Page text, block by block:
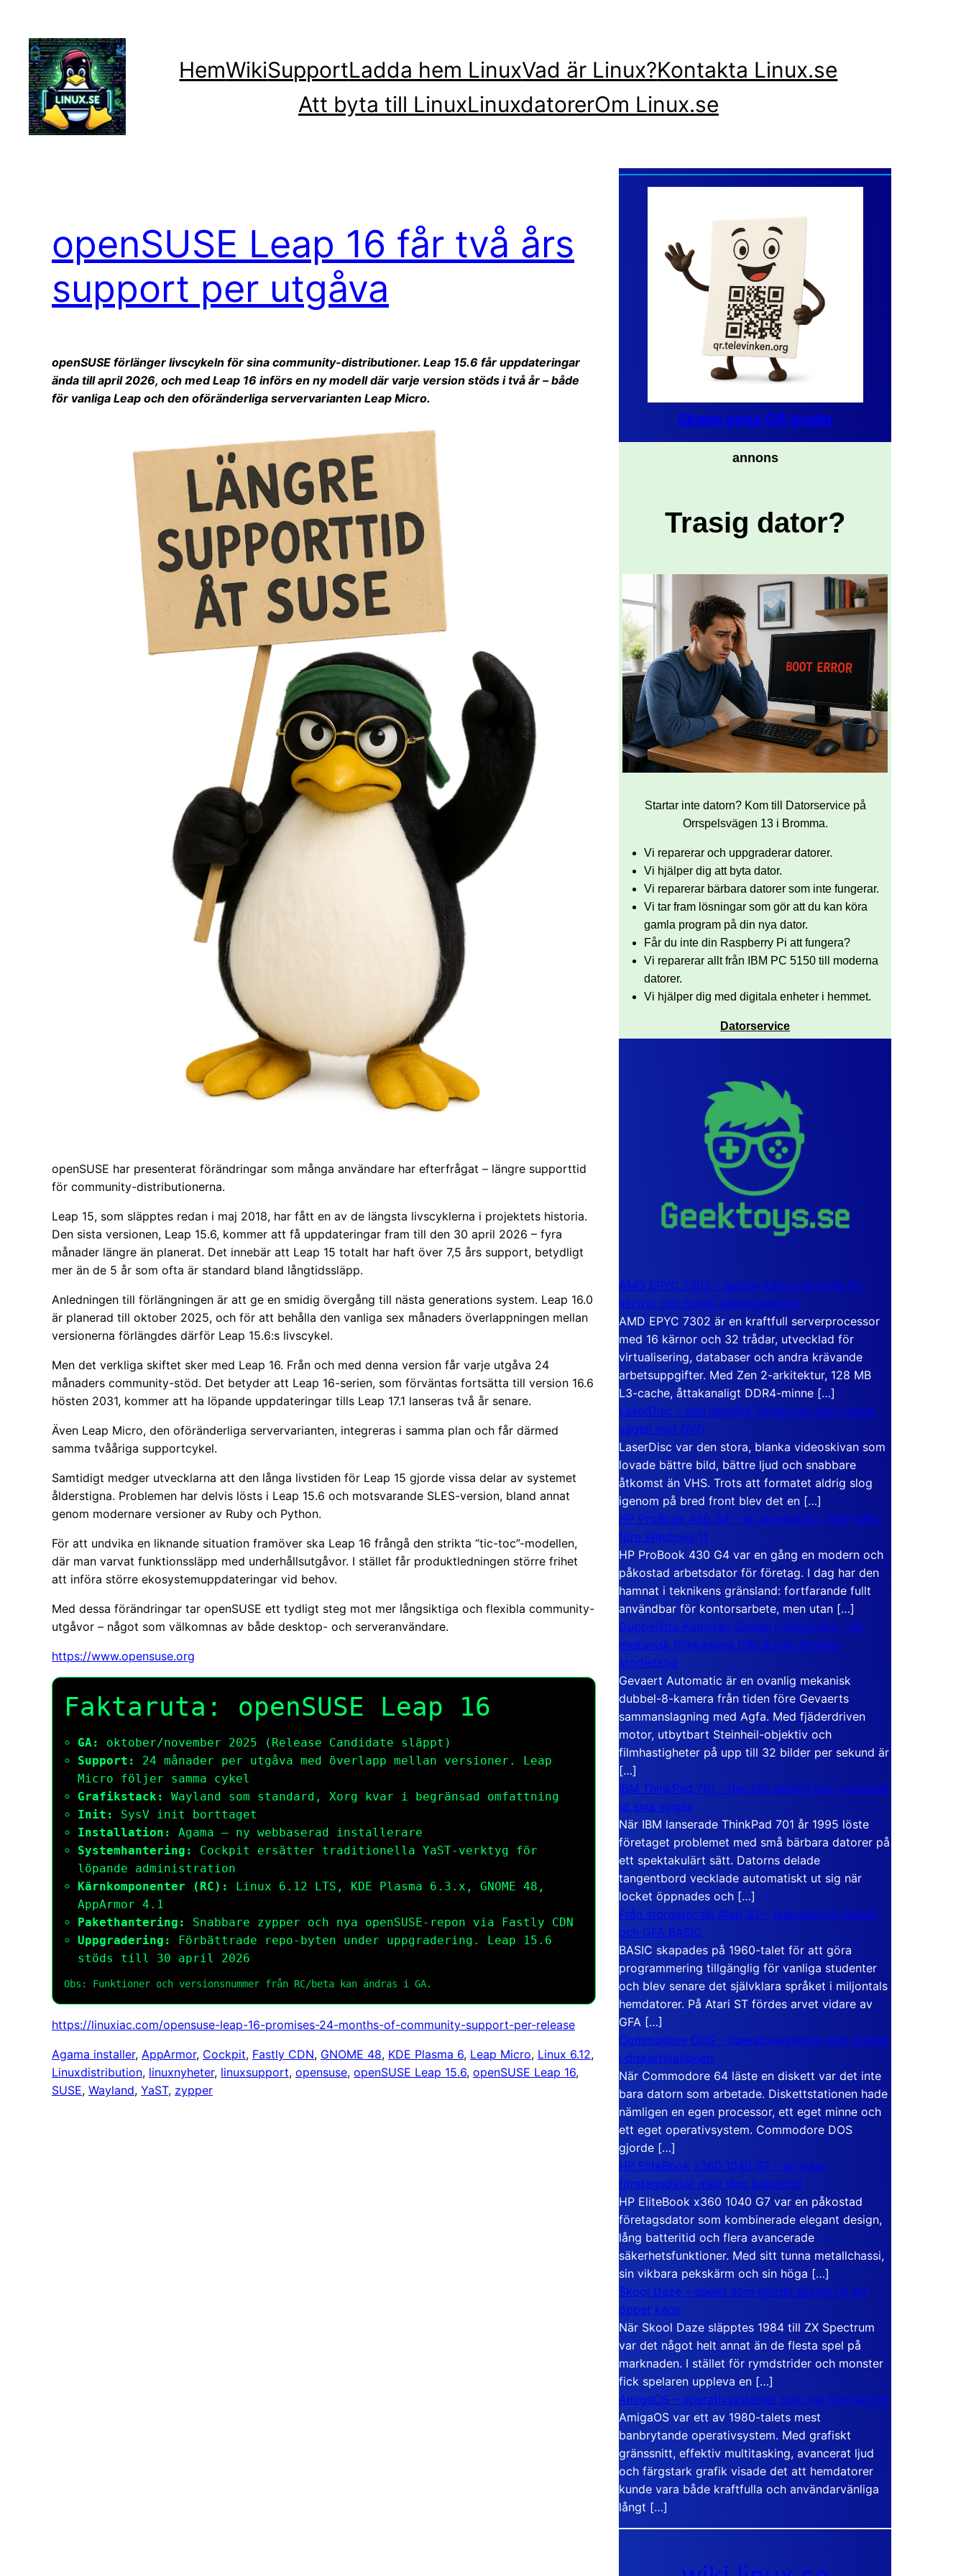
innehåll
HemWikiSupportLadda hem LinuxVad är Linux?Kontakta Linux.se
Att byta till LinuxLinuxdatorerOm Linux.se
openSUSE Leap 16 får två års
support per utgåva
openSUSE förlänger livscykeln för sina community-distributioner. Leap 15.6 får uppdateringar
ända till april 2026, och med Leap 16 införs en ny modell där varje version stöds i två år – både
för vanliga Leap och den oföränderliga servervarianten Leap Micro.
openSUSE har presenterat förändringar som många användare har efterfrågat – längre supporttid
för community-distributionerna.
Leap 15, som släpptes redan i maj 2018, har fått en av de längsta livscyklerna i projektets historia.
Den sista versionen, Leap 15.6, kommer att få uppdateringar fram till den 30 april 2026 – fyra
månader längre än planerat. Det innebär att Leap 15 totalt har haft över 7,5 års support, betydligt
mer än de 5 år som ofta är standard bland långtidssläpp.
Anledningen till förlängningen är att ge en smidig övergång till nästa generations system. Leap 16.0
är planerad till oktober 2025, och för att behålla den vanliga sex månaders överlappningen mellan
versionerna förlängdes därför Leap 15.6:s livscykel.
Men det verkliga skiftet sker med Leap 16. Från och med denna version får varje utgåva 24
månaders community-stöd. Det betyder att Leap 16-serien, som förväntas fortsätta till version 16.6
hösten 2031, kommer att ha löpande uppdateringar tills Leap 17.1 lanseras två år senare.
Även Leap Micro, den oföränderliga servervarianten, integreras i samma plan och får därmed
samma tvååriga supportcykel.
Samtidigt medger utvecklarna att den långa livstiden för Leap 15 gjorde vissa delar av systemet
ålderstigna. Problemen har delvis lösts i Leap 15.6 och motsvarande SLES-version, bland annat
genom modernare versioner av Ruby och Python.
För att undvika en liknande situation framöver ska Leap 16 frångå den strikta “tic-toc”-modellen,
där man varvat funktionssläpp med underhållsutgåvor. I stället får produktledningen större frihet
att införa större ekosystemuppdateringar vid behov.
Med dessa förändringar tar openSUSE ett tydligt steg mot mer långsiktiga och flexibla community-
utgåvor – något som välkomnas av både desktop- och serveranvändare.
https://www.opensuse.org
Faktaruta: openSUSE Leap 16
GA:
oktober/november 2025 (Release Candidate släppt)
Support:
24 månader per utgåva med överlapp mellan versioner. Leap
Micro följer samma cykel
Grafikstack:
Wayland som standard, Xorg kvar i begränsad omfattning
Init:
SysV init borttaget
Installation:
Agama – ny webbaserad installerare
Systemhantering:
Cockpit ersätter traditionella YaST-verktyg för
löpande administration
Kärnkomponenter (RC):
Linux 6.12 LTS, KDE Plasma 6.3.x, GNOME 48,
AppArmor 4.1
Pakethantering:
Snabbare zypper och nya openSUSE-repon via Fastly CDN
Uppgradering:
Förbättrade repo-byten under uppgradering. Leap 15.6
stöds till 30 april 2026
Obs: Funktioner och versionsnummer från RC/beta kan ändras i GA.
https://linuxiac.com/opensuse-leap-16-promises-24-months-of-community-support-per-release
Agama installer, AppArmor, Cockpit, Fastly CDN, GNOME 48, KDE Plasma 6, Leap Micro, Linux 6.12
Linuxdistribution, linuxnyheter, linuxsupport, opensuse, openSUSE Leap 15.6, openSUSE Leap 16
SUSE, Wayland, YaST, zypper
Skapa egna QR-koder
annons
Trasig dator?
Startar inte datorn? Kom till Datorservice på
Orrspelsvägen 13 i Bromma.
Vi reparerar och uppgraderar datorer.
Vi hjälper dig att byta dator.
Vi reparerar bärbara datorer som inte fungerar.
Vi tar fram lösningar som gör att du kan köra
gamla program på din nya dator.
Får du inte din Raspberry Pi att fungera?
Vi reparerar allt från IBM PC 5150 till moderna
datorer.
Vi hjälper dig med digitala enheter i hemmet.
Datorservice
AMD EPYC 7302 – sexton kärnor byggda för
servrar och tunga arbetsstationer
AMD EPYC 7302 är en kraftfull serverprocessor
med 16 kärnor och 32 trådar, utvecklad för
virtualisering, databaser och andra krävande
arbetsuppgifter. Med Zen 2-arkitektur, 128 MB
L3-cache, åttakanaligt DDR4-minne […]
LaserDisc – den jättelika filmskivan som visade
vägen mot DVD
LaserDisc var den stora, blanka videoskivan som
lovade bättre bild, bättre ljud och snabbare
åtkomst än VHS. Trots att formatet aldrig slog
igenom på bred front blev det en […]
HP ProBook 430 G4 – en arbetsdator från tiden
före Windows 11
HP ProBook 430 G4 var en gång en modern och
påkostad arbetsdator för företag. I dag har den
hamnat i teknikens gränsland: fortfarande fullt
användbar för kontorsarbete, men utan […]
Dubbelåtta Kameran Gevaert Automatic – en
mekanisk filmkamera från 8 mm-filmens
storhetstid
Gevaert Automatic är en ovanlig mekanisk
dubbel-8-kamera från tiden före Gevaerts
sammanslagning med Agfa. Med fjäderdriven
motor, utbytbart Steinheil-objektiv och
filmhastigheter på upp till 32 bilder per sekund är
[…]
IBM ThinkPad 701 – den lilla datorn som vecklade
ut sina vingar
När IBM lanserade ThinkPad 701 år 1995 löste
företaget problemet med små bärbara datorer på
ett spektakulärt sätt. Datorns delade
tangentbord vecklade automatiskt ut sig när
locket öppnades och […]
Från stordator till Atari ST – historien om BASIC
och GFA BASIC
BASIC skapades på 1960-talet för att göra
programmering tillgänglig för vanliga studenter
och blev senare det självklara språket i miljontals
hemdatorer. På Atari ST fördes arvet vidare av
GFA […]
Commodore DOS – operativsystemet som bodde
i diskettstationen
När Commodore 64 läste en diskett var det inte
bara datorn som arbetade. Diskettstationen hade
nämligen en egen processor, ett eget minne och
ett eget operativsystem. Commodore DOS
gjorde […]
HP EliteBook x360 1040 G7 – en lyxig
företagsdator med lång batteritid
HP EliteBook x360 1040 G7 var en påkostad
företagsdator som kombinerade elegant design,
lång batteritid och flera avancerade
säkerhetsfunktioner. Med sitt tunna metallchassi,
sin vikbara pekskärm och sin höga […]
Skool Daze – spelet som gjorde skolan till ett
öppet kaos
När Skool Daze släpptes 1984 till ZX Spectrum
var det något helt annat än de flesta spel på
marknaden. I stället för rymdstrider och monster
fick spelaren uppleva en […]
AmigaOS – operativsystemet som var före sin tid
AmigaOS var ett av 1980-talets mest
banbrytande operativsystem. Med grafiskt
gränssnitt, effektiv multitasking, avancerat ljud
och färgstark grafik visade det att hemdatorer
kunde vara både kraftfulla och användarvänliga
långt […]